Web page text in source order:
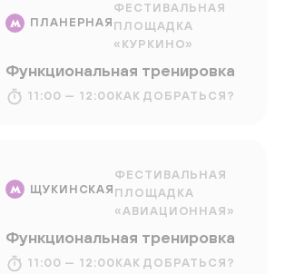
ПЛАНЕРНАЯ
ФЕСТИВАЛЬНАЯ
ПЛОЩАДКА
«КУРКИНО»
Функциональная тренировка
11:00 — 12:00КАК ДОБРАТЬСЯ?
ЩУКИНСКАЯ
ФЕСТИВАЛЬНАЯ
ПЛОЩАДКА
«АВИАЦИОННАЯ»
Функциональная тренировка
11:00 — 12:00КАК ДОБРАТЬСЯ?